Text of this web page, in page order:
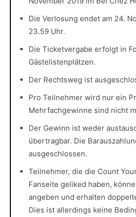
Die Verlosung endet am 24.
23.59 Uhr.
Die Ticketvergabe erfolgt in
Gästelistenplätzen.
Der Rechtsweg ist
Pro Teilnehmer wird nur ein
Mehrfachgewinne sind nicht
Der Gewinn ist weder
übertragbar. Die
ausgeschlossen.
Teilnehmer, die die Count
Fanseite geliked haben,
angeben und erhalten
Dies ist allerdings keine